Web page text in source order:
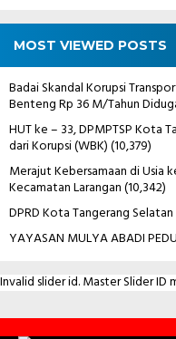
MOST VIEWED POSTS
Badai Skandal Korupsi
Benteng Rp 36 M/Tahun
HUT ke – 33, DPMPTSP Kota
dari Korupsi (WBK)(10,379)
Merajut Kebersamaan di Usia
Kecamatan Larangan(10,342)
DPRD Kota Tangerang Selatan
YAYASAN MULYA ABADI
Invalid slider id. Master Slider ID
Contact